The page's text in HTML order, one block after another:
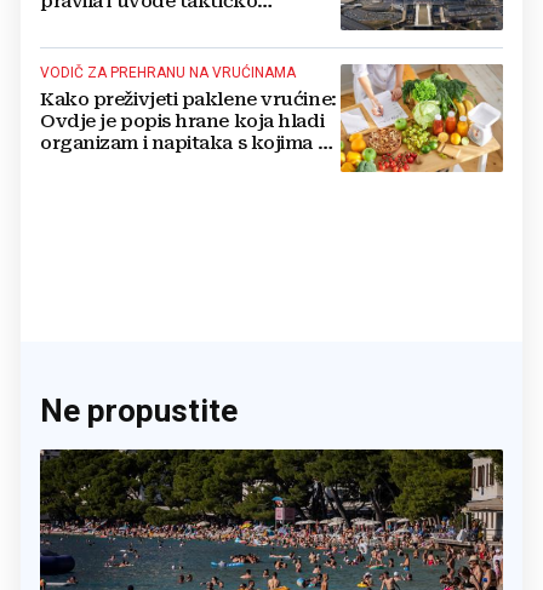
VODIČ ZA PREHRANU NA VRUĆINAMA
Kako preživjeti paklene vrućine:
Ovdje je popis hrane koja hladi
organizam i napitaka s kojima si
Ne propustite